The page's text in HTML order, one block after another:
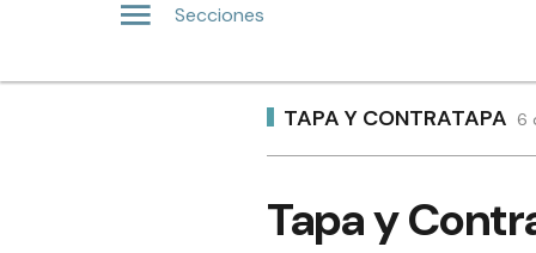
Secciones
TAPA Y CONTRATAPA 6
Tapa y